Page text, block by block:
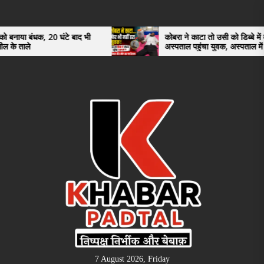
the
content
घंटे बाद भी
कोबरा ने काटा तो उसी को डिब्बे में बंद कर
अस्पताल पहुंचा युवक, अस्पताल में देखकर डॉक्टर
भी रह गए हैरान
7 August 2026, Friday